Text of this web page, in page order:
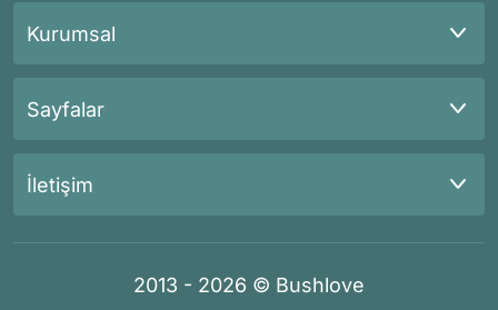
Kurumsal
Sayfalar
İletişim
2013 - 2026 © Bushlove